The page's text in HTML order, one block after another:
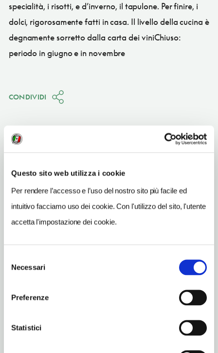
Questo sito web utilizza i cookie
Per rendere l’accesso e l’uso del nostro sito più facile ed
intuitivo facciamo uso dei cookie. Con l'utilizzo del sito, l'utente
accetta l'impostazione dei cookie.
delNecessari
Preferenze
Statistici
specialità, i risotti, e d’inverno, il tapulone. Per finire, i
dolci, rigorosamente fatti in casa. Il livello della cucina è
degnamente sorretto dalla carta dei viniChiuso:
periodo in giugno e in novembre
CONDIVIDI
Arona
Vedi su Google Maps
via Vergante 12 - 28041
SITO WEB
INDIRIZZO EMAIL